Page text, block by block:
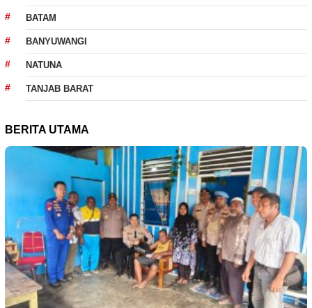
BATAM
BANYUWANGI
NATUNA
TANJAB BARAT
BERITA UTAMA